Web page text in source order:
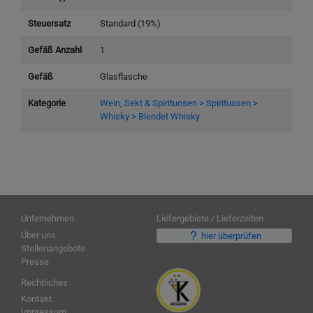
Steuersatz Standard (19%)
Gefäß Anzahl 1
Gefäß Glasflasche
Kategorie
Wein, Sekt & Spirituosen > Spirituosen >
Whisky > Blendet Whisky
Unternehmen
Über uns
Stellenangebote
Presse
Liefergebiete / Lieferzeiten
hier überprüfen
Rechtliches
Kontakt